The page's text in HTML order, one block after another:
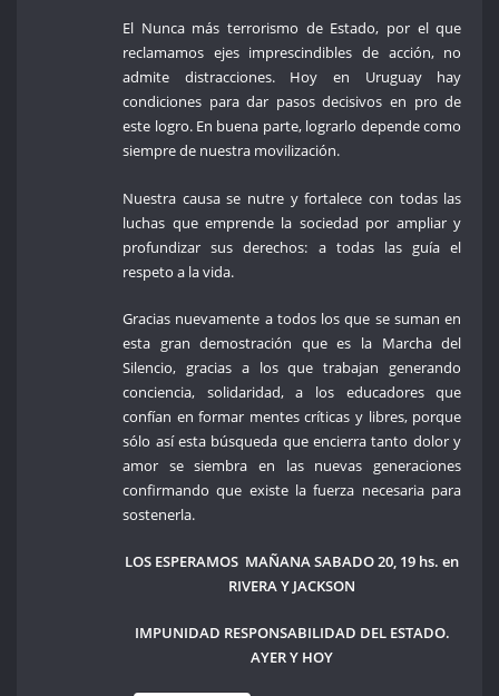
El Nunca más terrorismo de Estado, por el que
reclamamos ejes imprescindibles de acción, no
admite distracciones. Hoy en Uruguay hay
condiciones para dar pasos decisivos en pro de
este logro. En buena parte, lograrlo depende como
siempre de nuestra movilización.
Nuestra causa se nutre y fortalece con todas las
luchas que emprende la sociedad por ampliar y
profundizar sus derechos: a todas las guía el
respeto a la vida.
Gracias nuevamente a todos los que se suman en
esta gran demostración que es la Marcha del
Silencio, gracias a los que trabajan generando
conciencia, solidaridad, a los educadores que
confían en formar mentes críticas y libres, porque
sólo así esta búsqueda que encierra tanto dolor y
amor se siembra en las nuevas generaciones
confirmando que existe la fuerza necesaria para
sostenerla.
LOS ESPERAMOS MAÑANA SABADO 20, 19 hs. en
RIVERA Y JACKSON
IMPUNIDAD RESPONSABILIDAD DEL ESTADO.
AYER Y HOY